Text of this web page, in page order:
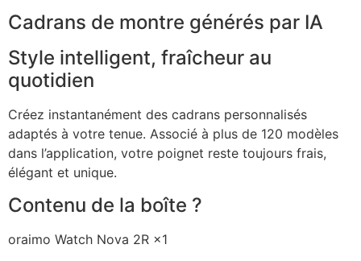
Cadrans de montre générés par IA
Style intelligent, fraîcheur au
quotidien
Créez instantanément des cadrans personnalisés
adaptés à votre tenue. Associé à plus de 120 modèles
dans l’application, votre poignet reste toujours frais,
élégant et unique.
Contenu de la boîte ?
oraimo Watch Nova 2R ×1